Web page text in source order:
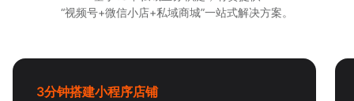
“视频号+微信小店+私域商城”一站式解决方案。
3分钟搭建小程序店铺